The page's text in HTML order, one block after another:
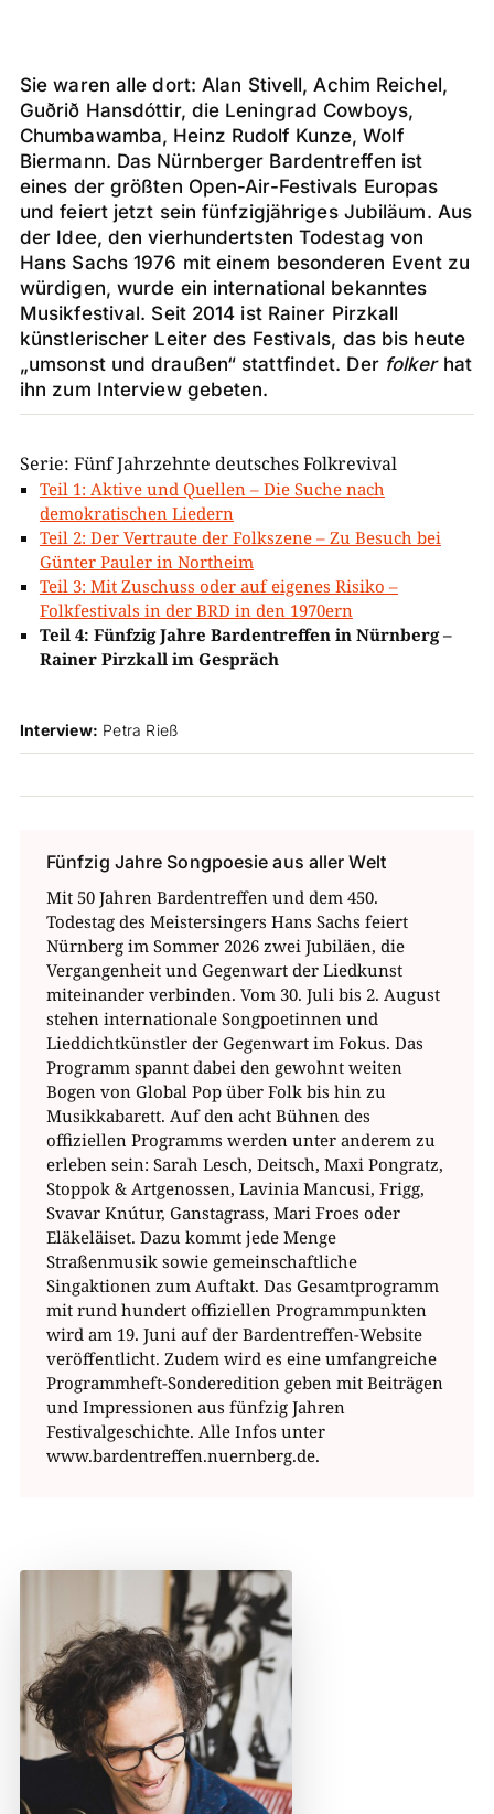
Sie waren alle dort: Alan Stivell, Achim Reichel,
Guðrið Hansdóttir, die Leningrad Cowboys,
Chumbawamba, Heinz Rudolf Kunze, Wolf
Biermann. Das Nürnberger Bardentreffen ist
eines der größten Open-Air-Festivals Europas
und feiert jetzt sein fünfzigjähriges Jubiläum. Aus
der Idee, den vierhundertsten Todestag von
Hans Sachs 1976 mit einem besonderen Event zu
würdigen, wurde ein international bekanntes
Musikfestival. Seit 2014 ist Rainer Pirzkall
künstlerischer Leiter des Festivals, das bis heute
„umsonst und draußen“ stattfindet. Der folkerhat
ihn zum Interview gebeten.
Serie: Fünf Jahrzehnte deutsches Folkrevival
Teil 1: Aktive und Quellen – Die Suche nach
demokratischen Liedern
Teil 2: Der Vertraute der Folkszene – Zu Besuch bei
Günter Pauler in Northeim
Teil 3: Mit Zuschuss oder auf eigenes Risiko –
Folkfestivals in der BRD in den 1970ern
Teil 4: Fünfzig Jahre Bardentreffen in Nürnberg –
Rainer Pirzkall im Gespräch
Interview: Petra Rieß
Fünfzig Jahre Songpoesie aus aller Welt
Mit 50 Jahren Bardentreffen und dem 450.
Todestag des Meistersingers Hans Sachs feiert
Nürnberg im Sommer 2026 zwei Jubiläen, die
Vergangenheit und Gegenwart der Liedkunst
miteinander verbinden. Vom 30. Juli bis 2. August
stehen internationale Songpoetinnen und
Lieddichtkünstler der Gegenwart im Fokus. Das
Programm spannt dabei den gewohnt weiten
Bogen von Global Pop über Folk bis hin zu
Musikkabarett. Auf den acht Bühnen des
offiziellen Programms werden unter anderem zu
erleben sein: Sarah Lesch, Deitsch, Maxi Pongratz,
Stoppok & Artgenossen, Lavinia Mancusi, Frigg,
Svavar Knútur, Ganstagrass, Mari Froes oder
Eläkeläiset. Dazu kommt jede Menge
Straßenmusik sowie gemeinschaftliche
Singaktionen zum Auftakt. Das Gesamtprogramm
mit rund hundert offiziellen Programmpunkten
wird am 19. Juni auf der Bardentreffen-Website
veröffentlicht. Zudem wird es eine umfangreiche
Programmheft-Sonderedition geben mit Beiträgen
und Impressionen aus fünfzig Jahren
Festivalgeschichte. Alle Infos unter
www.bardentreffen.nuernberg.de.